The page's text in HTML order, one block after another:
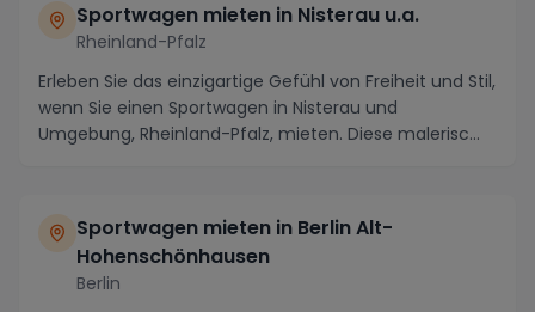
Sportwagen mieten in Nisterau u.a.
Rheinland-Pfalz
Erleben Sie das einzigartige Gefühl von Freiheit und Stil,
wenn Sie einen Sportwagen in Nisterau und
Umgebung, Rheinland-Pfalz, mieten. Diese malerisc...
Sportwagen mieten in Berlin Alt-
Hohenschönhausen
Berlin